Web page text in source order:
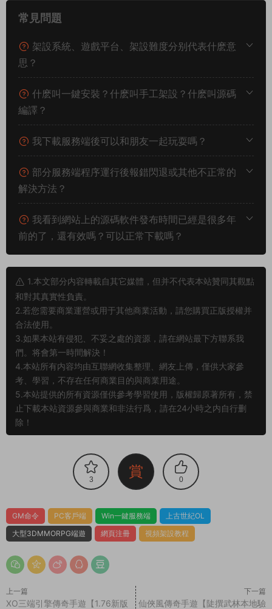
常見問題
架設系統、遊戲平台、架設難度分别代表什麽意
思？
什麽叫一鍵安裝？什麽叫手工架設？什麽叫源碼
編譯？
我下載服務端後可以和朋友一起玩耍嗎？
部分服務端程序運行後報錯閃退或其他不正常的
解決方法？
我看到網站上的源碼軟件發布時間已經是很多年
前的了，還有效嗎？可以正常下載嗎？
1.本文部分内容轉載自其它媒體，但并不代表本站贊同其觀點
和對其真實性負責。
2.若您需要商業運營或用于其他商業活動，請您購買正版授權并
合法使用。
3.如果本站有侵犯、不妥之處的資源，請在網站最下方聯系我
們。将會第一時間解決！
4.本站所有内容均由互聯網收集整理、網友上傳，僅供大家參
考、學習，不存在任何商業目的與商業用途。
5.本站提供的所有資源僅供參考學習使用，版權歸原著所有，禁
止下載本站資源參與商業和非法行爲，請在24小時之内自行删
除！
3 賞 0
GM命令 PC客戶端 Win一鍵服務端
上古世紀OL
大型3DMMORPG端遊
網頁注冊 視頻架設教程
上一篇
XO三端引擎傳奇手遊【1.76新版
下一篇
仙俠風傳奇手遊【陡撰武林本地驗